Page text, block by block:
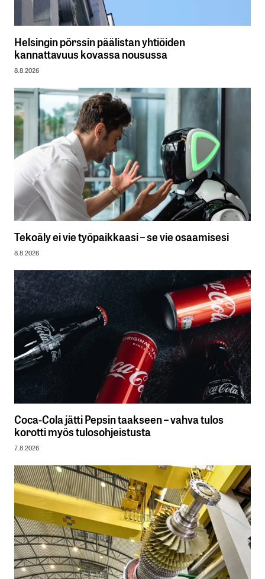
Helsingin pörssin päälistan yhtiöiden
kannattavuus kovassa nousussa
8.8.2026
Tekoäly ei vie työpaikkaasi – se vie osaamisesi
8.8.2026
Coca-Cola jätti Pepsin taakseen – vahva tulos
korotti myös tulosohjeistusta
7.8.2026